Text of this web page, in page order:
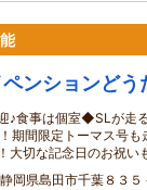
ンションどう
♪食事は個室◆SLが走
期間限定トーマス号
大切な記念日のお祝い
静岡県島田市千葉８３５